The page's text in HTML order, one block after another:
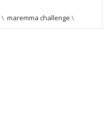
\ maremma challenge \